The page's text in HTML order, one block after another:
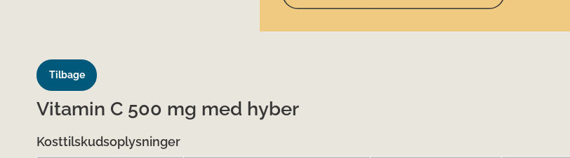
Tilbage
Vitamin C 500 mg med hyber
Kosttilskudsoplysninger